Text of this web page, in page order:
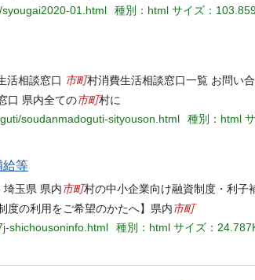
01.html
種別：html サイズ：
活相談窓口 市町村消費生活相談窓口一覧 お問い
口 県内全ての市町村に
soudanmadoguti-sityouson.html
種別：html
給等
埼玉県 県内 市町村の中小企業向け融資制度・利子
度の利用をご希望のかたへ】県内 市町
shichousoninfo.html 種別：html サイズ：